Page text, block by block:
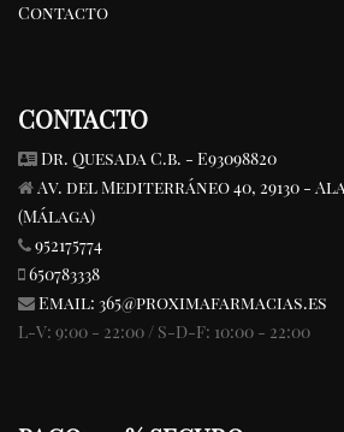
Contacto
CONTACTO
Dr. Quesada C.b. - E93098820
Av. del Mediterráneo 40, 29130 -
(Málaga)
952175774
650783338
Email: 365@proximafarmacias.es
L-V: 9:00 - 22:00 / S-D-F: 10:00 - 22:00